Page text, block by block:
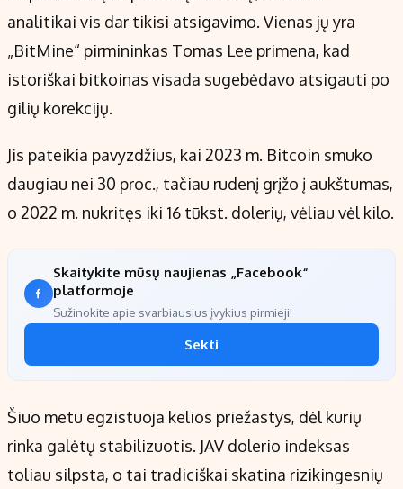
analitikai vis dar tikisi atsigavimo. Vienas jų yra
„BitMine“ pirmininkas Tomas Lee primena, kad
istoriškai bitkoinas visada sugebėdavo atsigauti po
gilių korekcijų.
Jis pateikia pavyzdžius, kai 2023 m. Bitcoin smuko
daugiau nei 30 proc., tačiau rudenį grįžo į aukštumas,
o 2022 m. nukritęs iki 16 tūkst. dolerių, vėliau vėl kilo.
Skaitykite mūsų naujienas „Facebook“
platformoje
Sužinokite apie svarbiausius įvykius pirmieji!
Sekti
Šiuo metu egzistuoja kelios priežastys, dėl kurių
rinka galėtų stabilizuotis. JAV dolerio indeksas
toliau silpsta, o tai tradiciškai skatina rizikingesnių